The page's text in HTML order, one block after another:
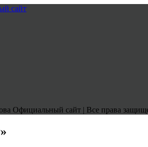
Официальный сайт | Все права